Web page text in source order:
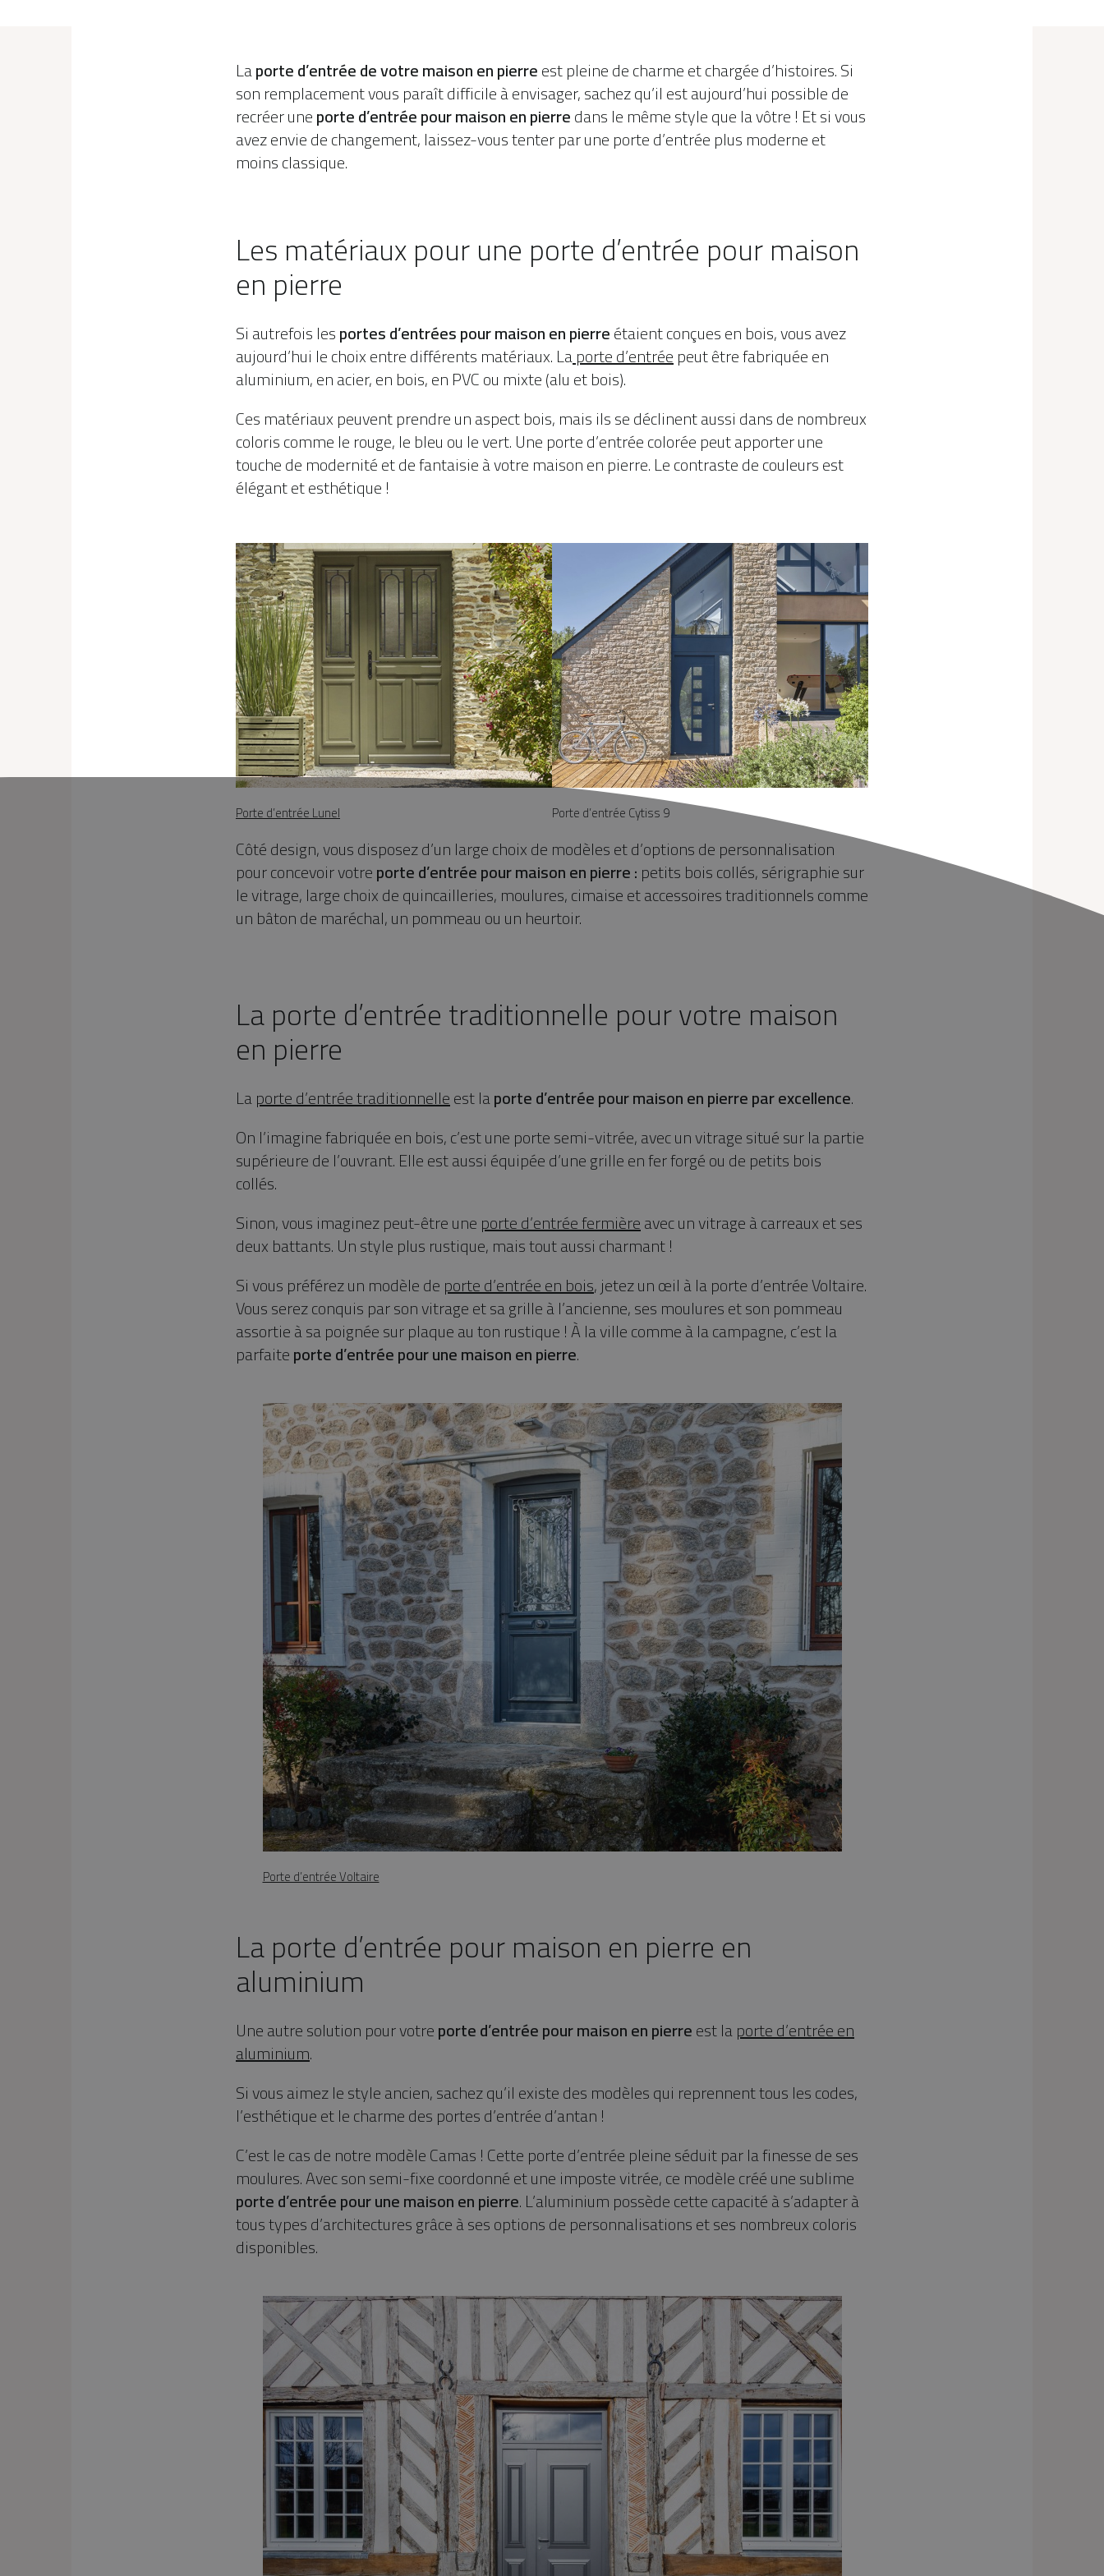
Laporte d’entrée de votre maison en pierreest pleine de charme et chargée d’histoires. Si
son remplacement vous paraît difficile à envisager, sachez qu’il est aujourd’hui possible de
recréer uneporte d’entrée pour maison en pierredans le même style que la vôtre ! Et si vous
avez envie de changement, laissez-vous tenter par une porte d’entrée plus moderne et
moins classique.
Les matériaux pour une porte d’entrée pour maison
en pierre
Si autrefois lesportes d’entrées pour maison en pierreétaient conçues en bois, vous avez
aujourd’hui le choix entre différents matériaux. Laporte d’entréepeut être fabriquée en
aluminium, en acier, en bois, en PVC ou mixte (alu et bois).
Ces matériaux peuvent prendre un aspect bois, mais ils se déclinent aussi dans de nombreux
coloris comme le rouge, le bleu ou le vert. Une porte d’entrée colorée peut apporter une
touche de modernité et de fantaisie à votre maison en pierre. Le contraste de couleurs est
élégant et esthétique !
Porte d’entrée Lunel Porte d’entrée Cytiss 9
Côté design, vous disposez d’un large choix de modèles et d’options de personnalisation
pour concevoir votreporte d’entrée pour maison en pierre :petits bois collés, sérigraphie sur
le vitrage, large choix de quincailleries, moulures, cimaise et accessoires traditionnels comme
un bâton de maréchal, un pommeau ou un heurtoir.
La porte d’entrée traditionnelle pour votre maison
en pierre
Laporte d’entrée traditionnelleest laporte d’entrée pour maison en pierre par excellence.
On l’imagine fabriquée en bois, c’est une porte semi-vitrée, avec un vitrage situé sur la partie
supérieure de l’ouvrant. Elle est aussi équipée d’une grille en fer forgé ou de petits bois
collés.
Sinon, vous imaginez peut-être uneporte d’entrée fermièreavec un vitrage à carreaux et ses
deux battants. Un style plus rustique, mais tout aussi charmant !
Si vous préférez un modèle deporte d’entrée en bois, jetez un œil à la porte d’entrée Voltaire.
Vous serez conquis par son vitrage et sa grille à l’ancienne, ses moulures et son pommeau
assortie à sa poignée sur plaque au ton rustique ! À la ville comme à la campagne, c’est la
parfaiteporte d’entrée pour une maison en pierre.
Porte d’entrée Voltaire
La porte d’entrée pour maison en pierre en
aluminium
Une autre solution pour votreporte d’entrée pour maison en pierreest laporte d’entrée en
aluminium.
Si vous aimez le style ancien, sachez qu’il existe des modèles qui reprennent tous les codes,
l’esthétique et le charme des portes d’entrée d’antan !
C’est le cas de notre modèle Camas ! Cette porte d’entrée pleine séduit par la finesse de ses
moulures. Avec son semi-fixe coordonné et une imposte vitrée, ce modèle créé une sublime
porte d’entrée pour une maison en pierre. L’aluminium possède cette capacité à s’adapter à
tous types d’architectures grâce à ses options de personnalisations et ses nombreux coloris
disponibles.